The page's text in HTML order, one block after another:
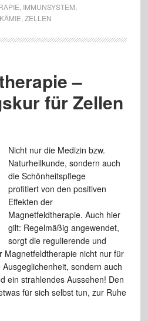
IMMUNSYSTEM
ZELLEN
–
für Zellen
Nicht nur die Medizin bzw.
Naturheilkunde, sondern auch
die Schönheitspflege
profitiert von den positiven
Effekten der
Magnetfeldtherapie. Auch hier
gilt: Regelmäßig angewendet,
sorgt die regulierende und
Magnetfeldtherapie nicht nur für
sondern auch
ein strahlendes Aussehen! Den
für sich selbst tun, zur Ruhe